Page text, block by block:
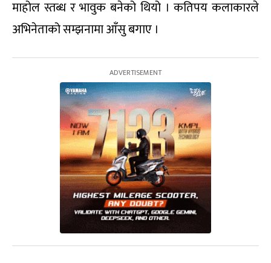
माहोल स्तब्ध र भावुक बनेको थियो । कतिपय कलाकारले
अभिनेताको सम्झनामा आँसु बगाए ।